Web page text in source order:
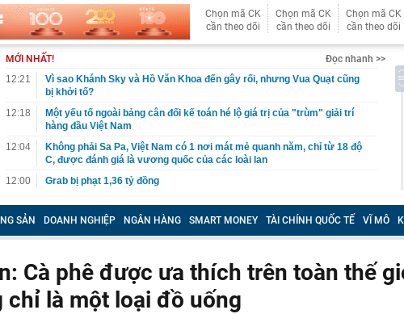
Chọn mã CK
cần theo dõi
Chọn mã CK
cần theo dõi
Chọn mã CK
cần theo dõi
MỚI NHẤT!
Đọc nhanh >>
12:21
Vì sao Khánh Sky và Hồ Văn Khoa đến gây rối, nhưng Vua Quạt cũng
bị khởi tố?
12:18
Một yếu tố ngoài bảng cân đối kế toán hé lộ giá trị của "trùm" giải trí
hàng đầu Việt Nam
12:04
Không phải Sa Pa, Việt Nam có 1 nơi mát mẻ quanh năm, chỉ từ 18 độ
C, được đánh giá là vương quốc của các loài lan
12:00
Grab bị phạt 1,36 tỷ đồng
12:00
BẮT KHẨN CẤP giáo viên BẠO HÀNH TRẺ EM; cơ quan Công an
khuyến cáo người dân, giáo viên, báo mẫu, cơ sở trông giữ trẻ
11:54
Cơ cấu lại vốn nhà nước tại doanh nghiệp, khuyến khích sáp nhập
tê liệt
11:40
Nhà máy lọc dầu doanh thu hơn 100.000 tỷ của Việt Nam lần đầu tiên
xuất bán một loại nhiên liệu mới
SẢN DOANH NGHIỆP NGÂN HÀNG SMART MONEY TÀI CHÍNH QUỐC TẾ VĨ MÔ
Cà phê được ưa thích trên toàn thế
chỉ là một loại đồ uống